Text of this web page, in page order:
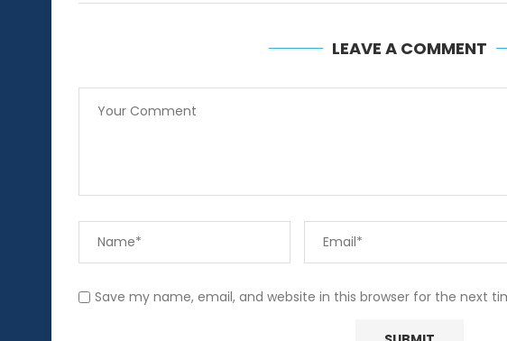
LEAVE A COMMENT
Save my name, email, and website in this browser for the next